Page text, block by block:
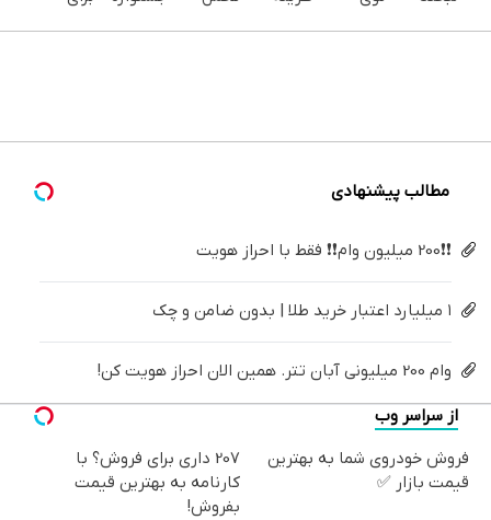
کننده
کن
قیمت
مطالب پیشنهادی
❗❗200 میلیون وام❗❗ فقط با احراز هویت
۱ میلیارد اعتبار خرید طلا | بدون ضامن و چک
وام 200 میلیونی آبان تتر. همین الان احراز هویت کن!
از سراسر وب
فروش خودروی شما به بهترین
قیمت بازار ✅
207 داری برای فروش؟ با
کارنامه به بهترین قیمت
بفروش!